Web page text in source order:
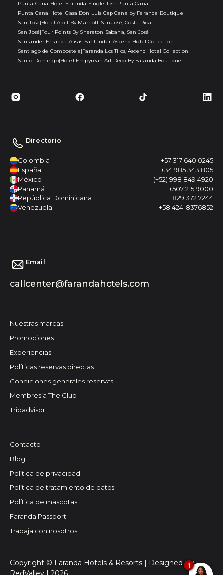
Punta Cana| Hotel Faranda Single 1 en Punta Cana
Punta Cana| Hotel Casa Don Luis Cap Cana by Faranda Boutique
San José|Hotel Aloft By Marriott San José, Costa Rica
San José|Four Points By Sheraton Sabana, San José
Santander|Faranda Alisas Santander, Ascend Hotel Collection
Santiago de Compostela|Faranda Los Tilos, Ascend Hotel Collection
Santo Domingo|Hotel Empyrean Art Deco By Faranda Boutique
Directorio
Colombia
+57 317 640 0245
España
+34 985 343 805
México
(+52) 998 849 4920
Panamá
+507 215 9000
República Dominicana
+1 829 372 7244
Venezuela
+58 424-8376852
Email
callcenter@farandahotels.com
Nuestras marcas
Promociones
Experiencias
Políticas reservas directas
Condiciones generales reservas
Membresía The Club
Tripadvisor
Contacto
Blog
Política de privacidad
Política de tratamiento de datos
Política de mascotas
Faranda Passport
Trabaja con nosotros
Copyright © Faranda Hotels & Resorts | Designed By
RedValley | 2026
1